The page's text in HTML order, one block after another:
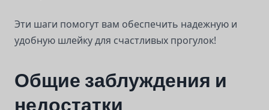
Эти шаги помогут вам обеспечить надежную и
удобную шлейку для счастливых прогулок!
Общие заблуждения и